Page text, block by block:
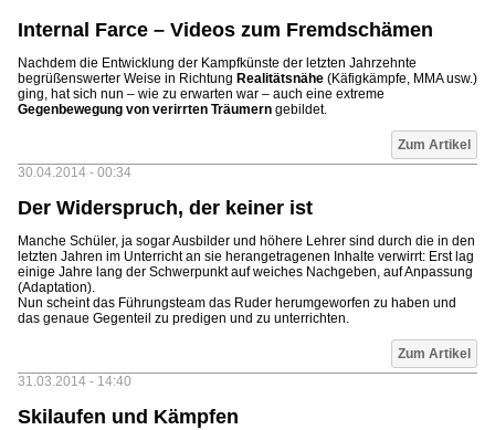
Internal Farce – Videos zum Fremdschämen
Nachdem die Entwicklung der Kampfkünste der letzten Jahrzehnte
begrüßenswerter Weise in Richtung Realitätsnähe (Käfigkämpfe, MMA usw.)
ging, hat sich nun – wie zu erwarten war – auch eine extreme
Gegenbewegung von verirrten Träumern gebildet.
Zum Artikel
30.04.2014 - 00:34
Der Widerspruch, der keiner ist
Manche Schüler, ja sogar Ausbilder und höhere Lehrer sind durch die in den
letzten Jahren im Unterricht an sie herangetragenen Inhalte verwirrt: Erst lag
einige Jahre lang der Schwerpunkt auf weiches Nachgeben, auf Anpassung
(Adaptation).
Nun scheint das Führungsteam das Ruder herumgeworfen zu haben und
das genaue Gegenteil zu predigen und zu unterrichten.
Zum Artikel
31.03.2014 - 14:40
Skilaufen und Kämpfen